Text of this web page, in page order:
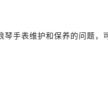
琴手表维护和保养的问题，